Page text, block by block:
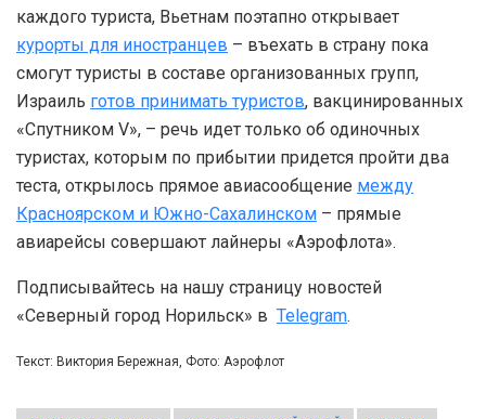
каждого туриста, Вьетнам поэтапно открывает
курорты для иностранцев – въехать в страну пока
смогут туристы в составе организованных групп,
Израиль готов принимать туристов, вакцинированных
«Спутником V», – речь идет только об одиночных
туристах, которым по прибытии придется пройти два
теста, открылось прямое авиасообщение между
Красноярском и Южно-Сахалинском – прямые
авиарейсы совершают лайнеры «Аэрофлота».
Подписывайтесь на нашу страницу новостей
«Северный город Норильск» в Telegram.
Текст: Виктория Бережная, Фото: Аэрофлот